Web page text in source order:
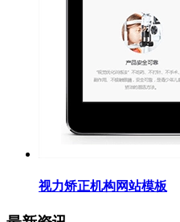
视力矫正机构网站模板